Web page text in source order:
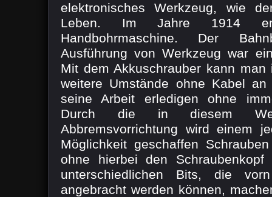
elektronisches Werkzeug, wie
Leben. Im Jahre 1914
Handbohrmaschine. Der
Ausführung von Werkzeug war
Mit dem Akkuschrauber kann
weitere Umstände ohne Kabel
seine Arbeit erledigen ohne
Durch die in diesem
Abbremsvorrichtung wird einem
Möglichkeit geschaffen
ohne hierbei den
unterschiedlichen Bits, die
angebracht werden können,